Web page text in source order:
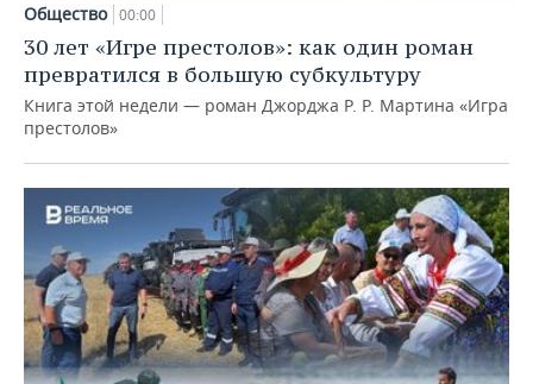
Общество 00:00
30 лет «Игре престолов»: как один роман
превратился в большую субкультуру
Книга этой недели — роман Джорджа Р. Р. Мартина «Игра
престолов»